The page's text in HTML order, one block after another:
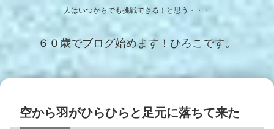
人はいつからでも挑戦できる！と思う・・・
６０歳でブログ始めます！ひろこです。
空から羽がひらひらと足元に落ちて来た